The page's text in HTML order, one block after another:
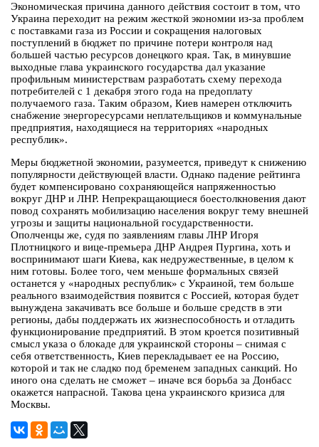
Экономическая причина данного действия состоит в том, что
Украина переходит на режим жесткой экономии из-за проблем
с поставками газа из России и сокращения налоговых
поступлений в бюджет по причине потери контроля над
большей частью ресурсов донецкого края. Так, в минувшие
выходные глава украинского государства дал указание
профильным министерствам разработать схему перехода
потребителей с 1 декабря этого года на предоплату
получаемого газа. Таким образом, Киев намерен отключить
снабжение энергоресурсами неплательщиков и коммунальные
предприятия, находящиеся на территориях «народных
республик».
Меры бюджетной экономии, разумеется, приведут к снижению
популярности действующей власти. Однако падение рейтинга
будет компенсировано сохраняющейся напряженностью
вокруг ДНР и ЛНР. Непрекращающиеся боестолкновения дают
повод сохранять мобилизацию населения вокруг тему внешней
угрозы и защиты национальной государственности.
Ополченцы же, судя по заявлениям главы ЛНР Игоря
Плотницкого и вице-премьера ДНР Андрея Пургина, хоть и
воспринимают шаги Киева, как недружественные, в целом к
ним готовы. Более того, чем меньше формальных связей
останется у «народных республик» с Украиной, тем больше
реального взаимодействия появится с Россией, которая будет
вынуждена закачивать все больше и больше средств в эти
регионы, дабы поддержать их жизнеспособность и отладить
функционирование предприятий. В этом кроется позитивный
смысл указа о блокаде для украинской стороны – снимая с
себя ответственность, Киев перекладывает ее на Россию,
которой и так не сладко под бременем западных санкций. Но
иного она сделать не сможет – иначе вся борьба за Донбасс
окажется напрасной. Такова цена украинского кризиса для
Москвы.